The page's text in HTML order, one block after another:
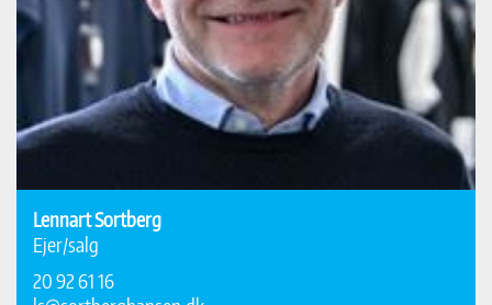
Lennart Sortberg
Ejer/salg
20 92 61 16